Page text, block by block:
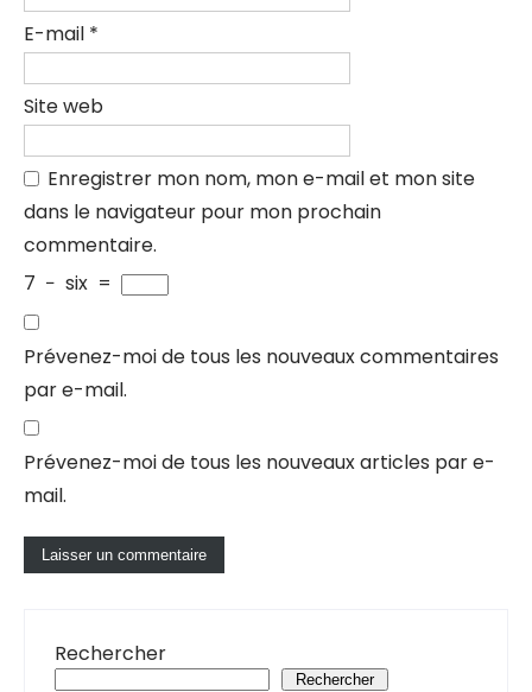
E-mail *
Site web
Enregistrer mon nom, mon e-mail et mon site
dans le navigateur pour mon prochain
commentaire.
7 − six =
Prévenez-moi de tous les nouveaux commentaires
par e-mail.
Prévenez-moi de tous les nouveaux articles par e-
mail.
Rechercher
Rechercher